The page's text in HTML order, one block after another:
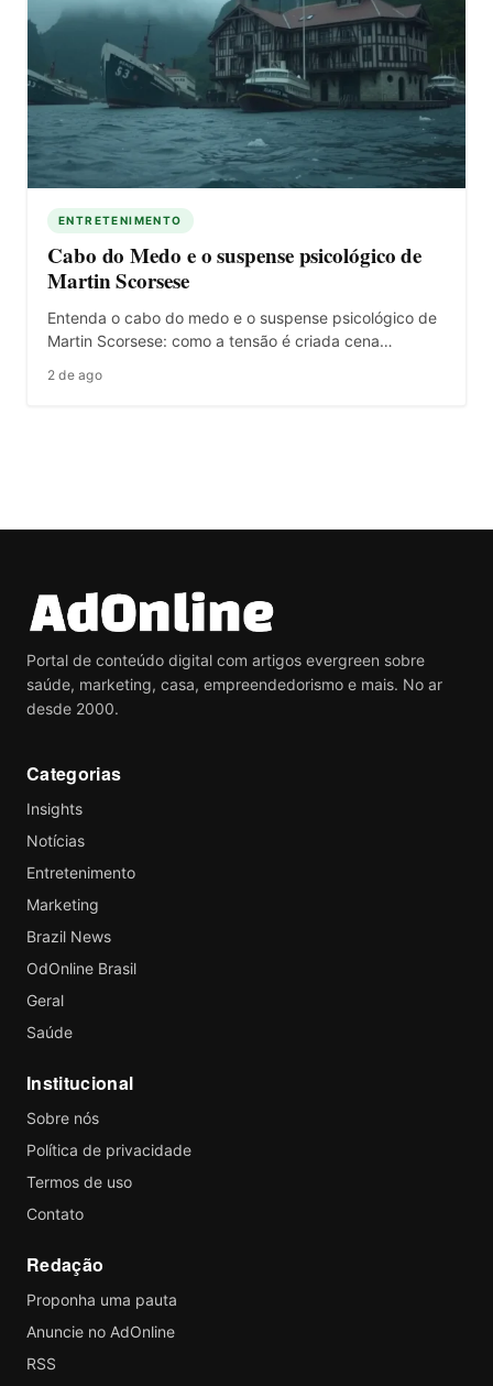
ENTRETENIMENTO
Cabo do Medo e o suspense psicológico de
Martin Scorsese
Entenda o cabo do medo e o suspense psicológico de
Martin Scorsese: como a tensão é criada cena…
2 de ago
Portal de conteúdo digital com artigos evergreen sobre
saúde, marketing, casa, empreendedorismo e mais. No ar
desde 2000.
Categorias
Insights
Notícias
Entretenimento
Marketing
Brazil News
OdOnline Brasil
Geral
Saúde
Institucional
Sobre nós
Política de privacidade
Termos de uso
Contato
Redação
Proponha uma pauta
Anuncie no AdOnline
RSS